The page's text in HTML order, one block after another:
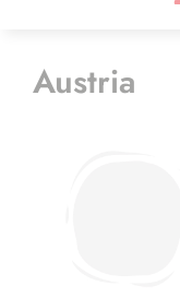
Austria